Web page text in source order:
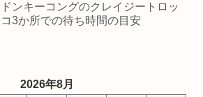
ドンキーコングのクレイジートロッ
コ3か所での待ち時間の目安
2026年8月